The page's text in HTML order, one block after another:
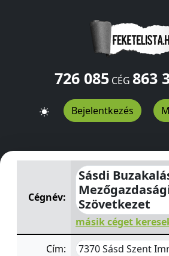
726 085CÉG 863
Bejelentkezés
Sásdi Buzakalász
Cégnév:
Sásdi
Szövetkezet
másik céget
Cím: 7370 Sásd Szent